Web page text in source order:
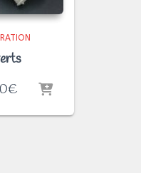
€ Plage
prix :